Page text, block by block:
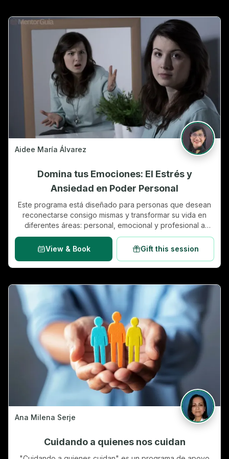
Aidee María Álvarez
Domina tus Emociones: El Estrés y
Ansiedad en Poder Personal
Este programa está diseñado para personas que desean
reconectarse consigo mismas y transformar su vida en
diferentes áreas: personal, emocional y profesional a
través de sesiones dinámicas y personalizadas. Los
usuarios aprenderán a identificar sus fortalezas, superar
sus limita…
View & Book Gift this session
Ana Milena Serje
Cuidando a quienes nos cuidan